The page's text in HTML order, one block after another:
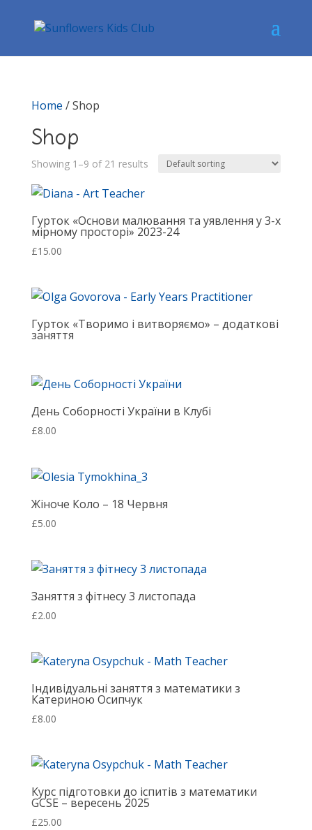
Home / Shop
Shop
Showing 1–9 of 21 results
Гурток «Основи малювання та уявлення у 3-х
мірному просторі» 2023-24
£15.00
Гурток «Творимо і витворяємо» – додаткові
заняття
День Соборності України в Клубі
£8.00
Жіноче Коло – 18 Червня
£5.00
Заняття з фітнесу 3 листопада
£2.00
Індивідуальні заняття з математики з
Катериною Осипчук
£8.00
Курс підготовки до іспитів з математики
GCSE – вересень 2025
£25.00